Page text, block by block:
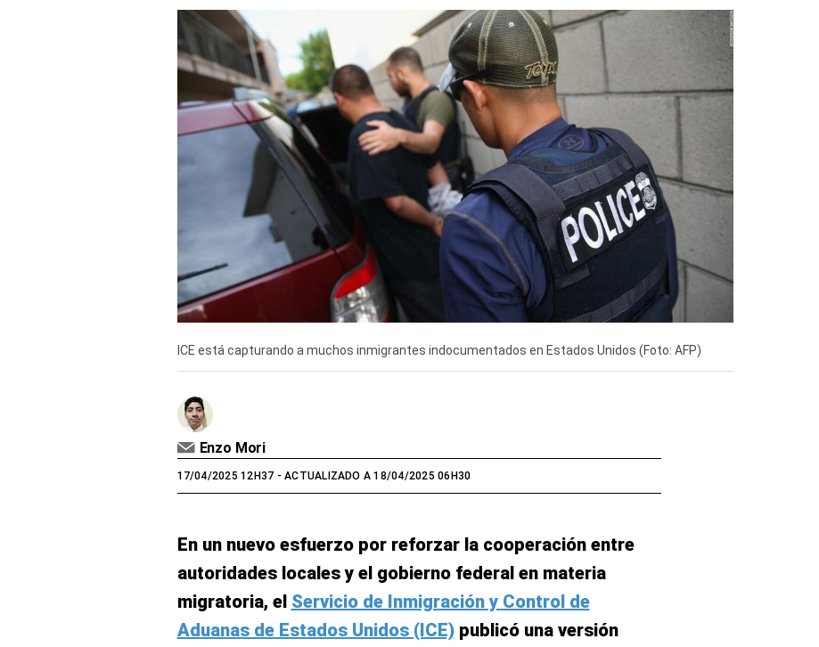
ICE está capturando a muchos inmigrantes indocumentados en Estados Unidos (Foto: AFP)
Enzo Mori
17/04/2025 12H37 - ACTUALIZADO A 18/04/2025 06H30
En un nuevo esfuerzo por reforzar la cooperación entre
autoridades locales y el gobierno federal en materia
migratoria, el Servicio de Inmigración y Control de
Aduanas de Estados Unidos (ICE)publicó una versión